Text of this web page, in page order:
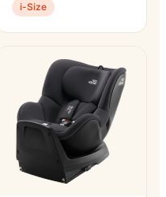
i-Size